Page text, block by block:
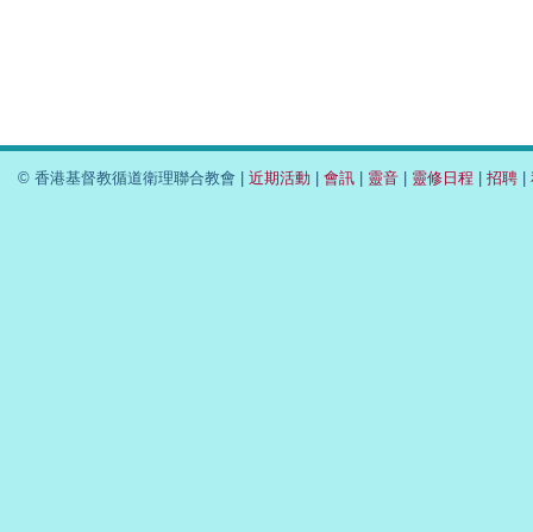
© 香港基督教循道衛理聯合教會 | 近期活動 會訊 靈音 靈修日程 招聘